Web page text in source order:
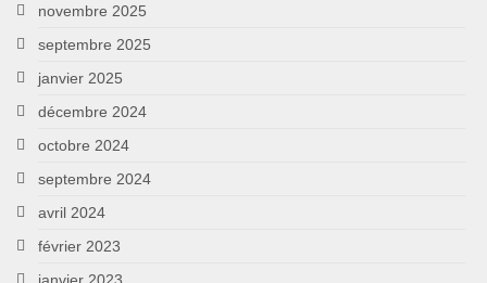
novembre 2025
septembre 2025
janvier 2025
décembre 2024
octobre 2024
septembre 2024
avril 2024
février 2023
janvier 2023